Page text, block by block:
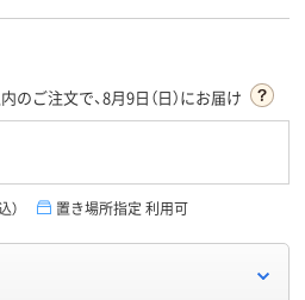
のご注文で、8月9日（日）にお届け
） 置き場所指定 利用可